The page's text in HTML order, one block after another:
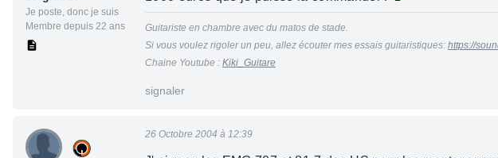
Je poste, donc je suis
Membre depuis 22 ans
Guitariste en chambre avec du matos de stade.
Si vous voulez rigoler un peu, allez écouter mes essais guitaristiques: https://
Chaine Youtube : Kiki_Guitare
signaler
26 Octobre 2004 à 12:39